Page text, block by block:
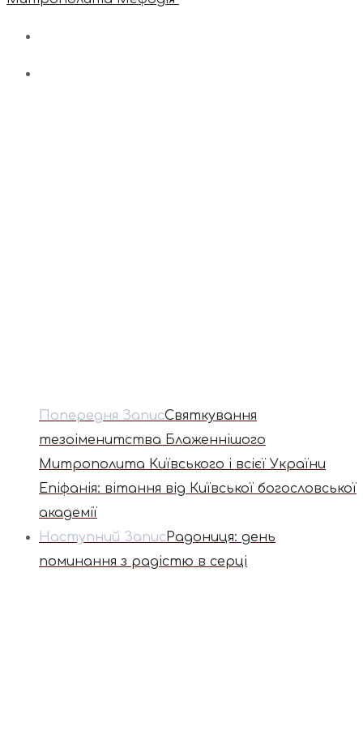
Попередня ЗаписСвяткування
тезоіменитства Блаженнішого
Митрополита Київського і всієї України
Епіфанія: вітання від Київської богословської
академії
Наступний ЗаписРадониця: день
поминання з радістю в серці